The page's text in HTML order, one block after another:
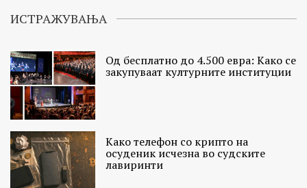
ИСТРАЖУВАЊА
Од бесплатно до 4.500 евра: Како се
закупуваат културните институции
Како телефон со крипто на
осуденик исчезна во судските
лавиринти